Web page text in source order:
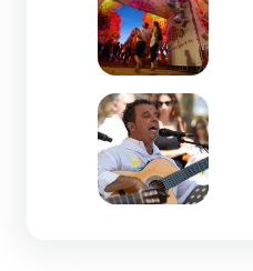
Zoom de l'image